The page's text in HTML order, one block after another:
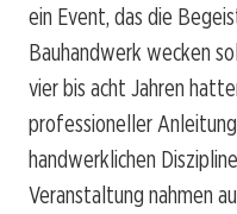
ein Event, das die
Bauhandwerk wecken
vier bis acht Jahren
professioneller
handwerklichen
Veranstaltung nahmen